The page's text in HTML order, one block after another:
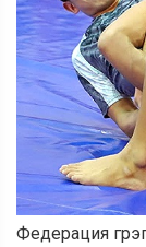
Федерация